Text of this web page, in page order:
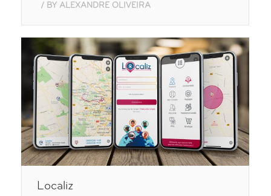
BY ALEXANDRE OLIVEIRA
Localiz